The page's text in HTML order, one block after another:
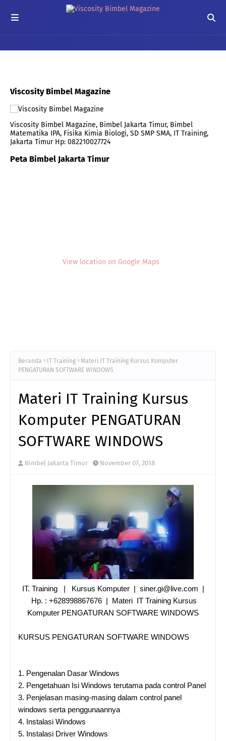
Viscosity Bimbel Magazine
Viscosity Bimbel Magazine, Bimbel Jakarta Timur, Bimbel
Matematika IPA, Fisika Kimia Biologi, SD SMP SMA, IT Training,
Jakarta Timur Hp: 082210027724
Peta Bimbel Jakarta Timur
View location on Google Maps
Beranda IT Training
Materi IT Training Kursus Komputer
PENGATURAN SOFTWARE WINDOWS
Materi IT Training Kursus
Komputer PENGATURAN
SOFTWARE WINDOWS
Bimbel Jakarta Timur November 07, 2018
IT. Training | Kursus Komputer | siner.gi@live.com |
Hp. : +628998867676 | Materi IT Training Kursus
Komputer PENGATURAN SOFTWARE WINDOWS
KURSUS PENGATURAN SOFTWARE WINDOWS
1. Pengenalan Dasar Windows
2. Pengetahuan Isi Windows terutama pada control Panel
3. Penjelasan masing-masing dalam control panel
windows serta penggunaannya
4. Instalasi Windows
5. Instalasi Driver Windows